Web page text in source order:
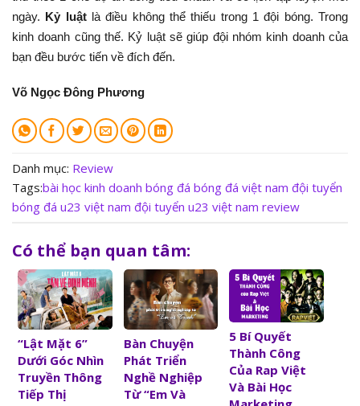
ngày. Kỷ luậtlà điều không thể thiếu trong 1 đội bóng. Trong
kinh doanh cũng thế. Kỷ luật sẽ giúp đội nhóm kinh doanh của
bạn đều bước tiến về đích đến.
Võ Ngọc Đông Phương
Danh mục: Review
Tags:bài học kinh doanh bóng đá bóng đá việt nam đội tuyển
bóng đá u23 việt nam đội tuyển u23 việt nam review
Có thể bạn quan tâm:
“Lật Mặt 6”
Dưới Góc Nhìn
Truyền Thông
Tiếp Thị
Bàn Chuyện
Phát Triển
Nghề Nghiệp
Từ “Em Và
5 Bí Quyết
Thành Công
Của Rap Việt
Và Bài Học